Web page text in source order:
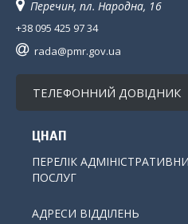
Перечин, пл. Народна, 16
+38 095 425 97 34
rada@pmr.gov.ua
ТЕЛЕФОННИЙ ДОВІДНИК
ЦНАП
ПЕРЕЛІК
АДРЕСИ ВІДДІЛЕНЬ